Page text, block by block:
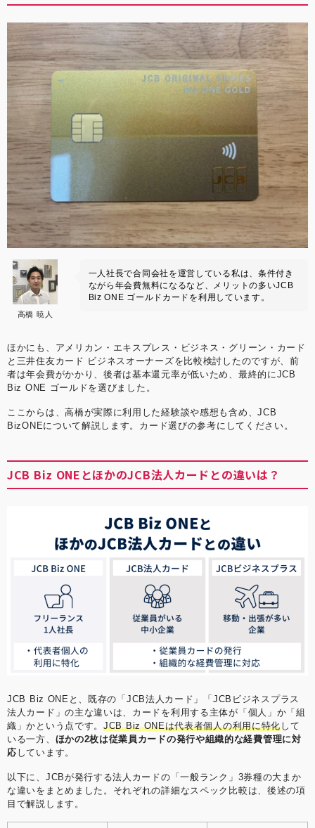
高橋 暁人
一人社長で合同会社を運営している私は、条件付き
ながら年会費無料になるなど、メリットの多いJCB
Biz ONE ゴールドカードを利用しています。
ほかにも、アメリカン・エキスプレス・ビジネス・グリーン・カード
と三井住友カード ビジネスオーナーズを比較検討したのですが、前
者は年会費がかかり、後者は基本還元率が低いため、最終的にJCB
Biz ONE ゴールドを選びました。
ここからは、高橋が実際に利用した経験談や感想も含め、JCB
BizONEについて解説します。カード選びの参考にしてください。
JCB Biz ONEとほかのJCB法人カードとの違いは？
JCB Biz ONEと、既存の「JCB法人カード」「JCBビジネスプラス
法人カード」の主な違いは、カードを利用する主体が「個人」か「組
織」かという点です。 JCB Biz ONEは代表者個人の利用に特化して
いる一方、 ほかの2枚は従業員カードの発行や組織的な経費管理に対
応 しています。
以下に、JCBが発行する法人カードの「一般ランク」3券種の大まか
な違いをまとめました。それぞれの詳細なスペック比較は、後述の項
目で解説します。